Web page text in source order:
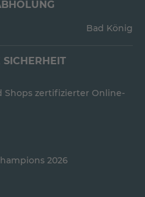
Bad König
SICHERHEIT
Shops zertifizierter Online-
2026